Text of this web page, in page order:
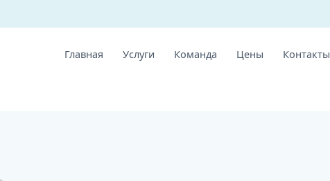
Главная Услуги Команда Цены Контакты